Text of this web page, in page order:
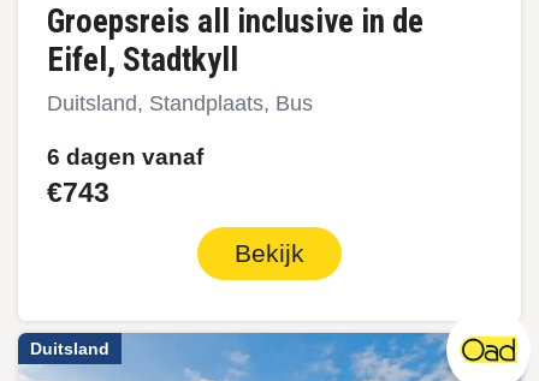
Groepsreis all inclusive in de
Eifel, Stadtkyll
Duitsland, Standplaats, Bus
6 dagen vanaf
€743
Bekijk
Duitsland